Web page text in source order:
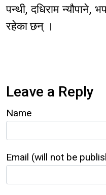
पन्थी, दधिराम न्यौपाने,
रहेका छन् ।
Leave a Reply
Name
Email (will not be